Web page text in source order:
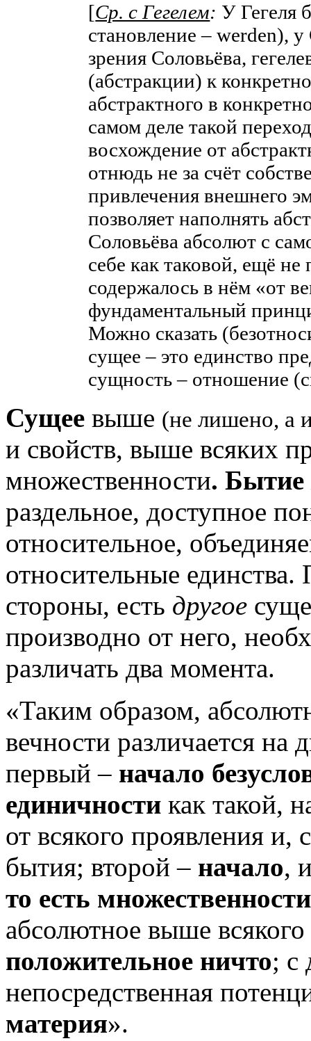
[Ср. с Гегелем: У Гегеля
становление –werden), у
зрения Соловьёва,
(абстракции) к
абстрактного в
самом деле такой
восхождение от
отнюдь не за счёт
привлечения внешнего
позволяет наполнять
Соловьёва абсолют с
себе как таковой, ещё не
содержалось в нём «от
фундаментальный
Можно сказать
сущее – это единство
сущность – отношение
Сущее выше (не лишено, а
и свойств, выше всяких
множественности. Бытие
раздельное, доступное
относительное,
относительные
стороны, есть другое
производно от него,
различать два момента.
«Таким образом,
вечности различается на
первый – начало
единичности как такой,
от всякого проявления и,
бытия; второй – начало,
то есть
абсолютное выше
положительное ничто; с
непосредственная
материя».